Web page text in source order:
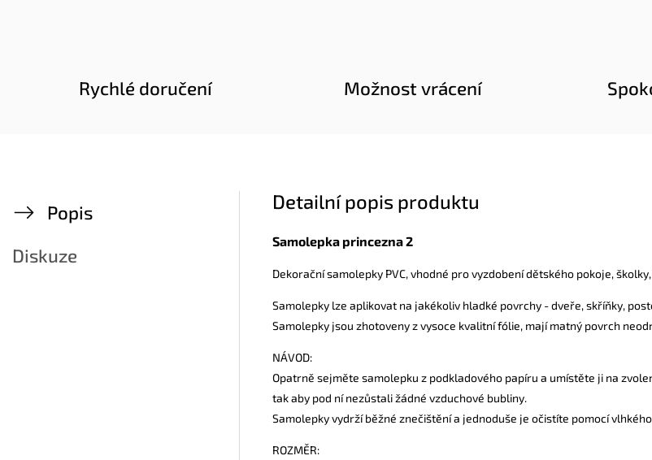
Rychlé doručení Možnost vrácení
Popis
Diskuze
Detailní popis produktu
Samolepka princezna 2
Dekorační samolepky PVC, vhodné pro vyzdobení dětského pokoje,
Samolepky lze aplikovat na jakékoliv hladké povrchy - dveře, skříňky,
Samolepky jsou zhotoveny z vysoce kvalitní fólie, mají matný povrch
NÁVOD:
Opatrně sejměte samolepku z podkladového papíru a umístěte ji na
tak aby pod ní nezůstali žádné vzduchové bubliny.
Samolepky vydrží běžné znečištění a jednoduše je očistíte pomocí
ROZMĚR: